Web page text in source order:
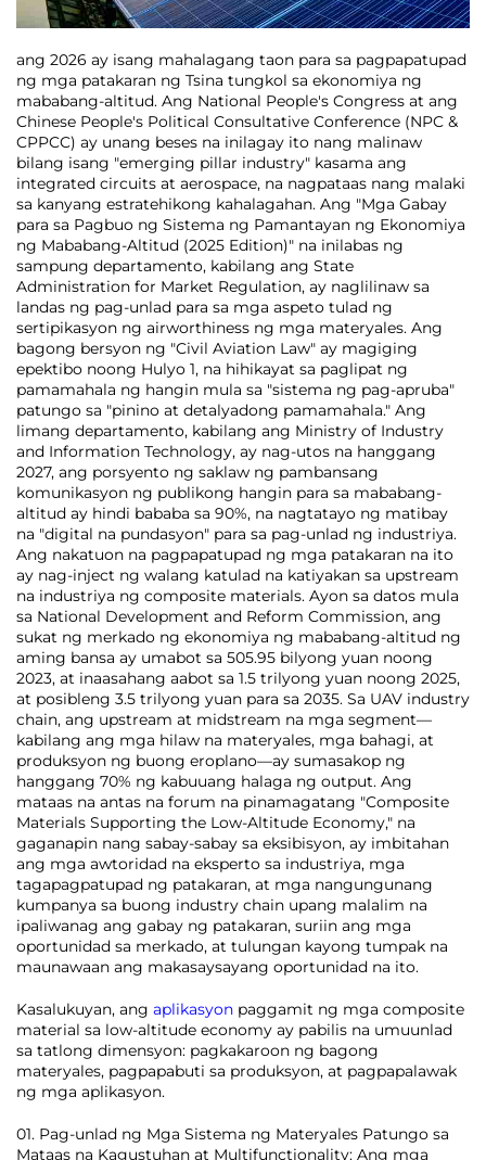
ang 2026 ay isang mahalagang taon para sa pagpapatupad
ng mga patakaran ng Tsina tungkol sa ekonomiya ng
mababang-altitud. Ang National People's Congress at ang
Chinese People's Political Consultative Conference (NPC &
CPPCC) ay unang beses na inilagay ito nang malinaw
bilang isang "emerging pillar industry" kasama ang
integrated circuits at aerospace, na nagpataas nang malaki
sa kanyang estratehikong kahalagahan. Ang "Mga Gabay
para sa Pagbuo ng Sistema ng Pamantayan ng Ekonomiya
ng Mababang-Altitud (2025 Edition)" na inilabas ng
sampung departamento, kabilang ang State
Administration for Market Regulation, ay naglilinaw sa
landas ng pag-unlad para sa mga aspeto tulad ng
sertipikasyon ng airworthiness ng mga materyales. Ang
bagong bersyon ng "Civil Aviation Law" ay magiging
epektibo noong Hulyo 1, na hihikayat sa paglipat ng
pamamahala ng hangin mula sa "sistema ng pag-apruba"
patungo sa "pinino at detalyadong pamamahala." Ang
limang departamento, kabilang ang Ministry of Industry
and Information Technology, ay nag-utos na hanggang
2027, ang porsyento ng saklaw ng pambansang
komunikasyon ng publikong hangin para sa mababang-
altitud ay hindi bababa sa 90%, na nagtatayo ng matibay
na "digital na pundasyon" para sa pag-unlad ng industriya.
Ang nakatuon na pagpapatupad ng mga patakaran na ito
ay nag-inject ng walang katulad na katiyakan sa upstream
na industriya ng composite materials. Ayon sa datos mula
sa National Development and Reform Commission, ang
sukat ng merkado ng ekonomiya ng mababang-altitud ng
aming bansa ay umabot sa 505.95 bilyong yuan noong
2023, at inaasahang aabot sa 1.5 trilyong yuan noong 2025,
at posibleng 3.5 trilyong yuan para sa 2035. Sa UAV industry
chain, ang upstream at midstream na mga segment—
kabilang ang mga hilaw na materyales, mga bahagi, at
produksyon ng buong eroplano—ay sumasakop ng
hanggang 70% ng kabuuang halaga ng output. Ang
mataas na antas na forum na pinamagatang "Composite
Materials Supporting the Low-Altitude Economy," na
gaganapin nang sabay-sabay sa eksibisyon, ay imbitahan
ang mga awtoridad na eksperto sa industriya, mga
tagapagpatupad ng patakaran, at mga nangungunang
kumpanya sa buong industry chain upang malalim na
ipaliwanag ang gabay ng patakaran, suriin ang mga
oportunidad sa merkado, at tulungan kayong tumpak na
maunawaan ang makasaysayang oportunidad na ito.
Kasalukuyan, ang aplikasyon paggamit ng mga composite
material sa low-altitude economy ay pabilis na umuunlad
sa tatlong dimensyon: pagkakaroon ng bagong
materyales, pagpapabuti sa produksyon, at pagpapalawak
ng mga aplikasyon.
01. Pag-unlad ng Mga Sistema ng Materyales Patungo sa
Mataas na Kagustuhan at Multifunctionality: Ang mga